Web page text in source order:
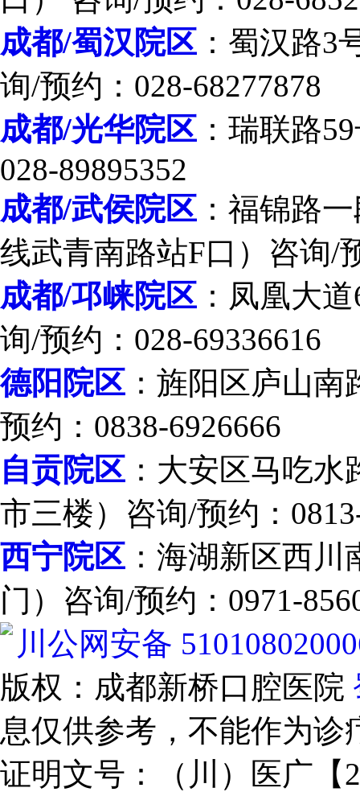
成都/蜀汉院区 ：蜀汉路3
询/预约：028-68277878
成都/光华院区 ：瑞联路
028-89895352
成都/武侯院区 ：福锦路
线武青南路站F口）咨询/
成都/邛崃院区 ：凤凰大
询/预约：028-69336616
德阳院区 ：旌阳区庐山
预约：0838-6926666
自贡院区 ：大安区马吃
市三楼）咨询/预约：
西宁院区 ：海湖新区西
门）咨询/预约：0971-
川公网安备
版权：成都新桥口腔医院
息仅供参考，不能作为
证明文号：（川）医广【